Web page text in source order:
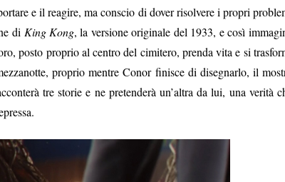
e il reagire, ma conscio di dover risolvere i propri
di King Kong, la versione originale del 1933, e così
posto proprio al centro del cimitero, prenda vita e si
proprio mentre Conor finisce di disegnarlo, il
tre storie e ne pretenderà un’altra da lui, una verità